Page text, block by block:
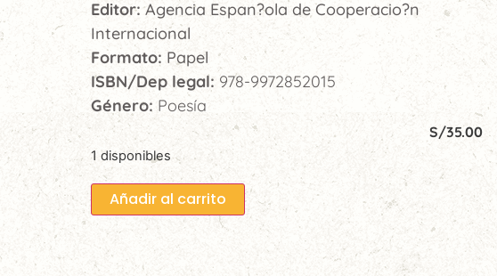
Editor:Agencia Espan?ola de Cooperacio?n
Internacional
Formato: Papel
ISBN/Dep legal: 978-9972852015
Género: Poesía
S/35.00
1 disponibles
Añadir al carrito